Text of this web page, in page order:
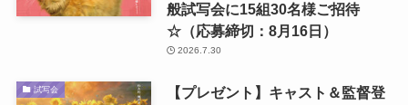
般試写会に15組30名様ご招待
☆（応募締切：8月16日）
2026.7.30
試写会
【プレゼント】キャスト＆監督登